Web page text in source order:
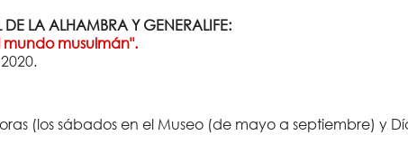
LA ALHAMBRA Y GENERALIFE:
musulmán".
(los sábados en el Museo (de mayo a septiembre) y